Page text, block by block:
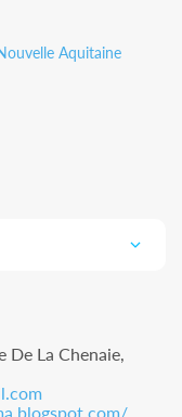
Aquitaine
La Chenaie,